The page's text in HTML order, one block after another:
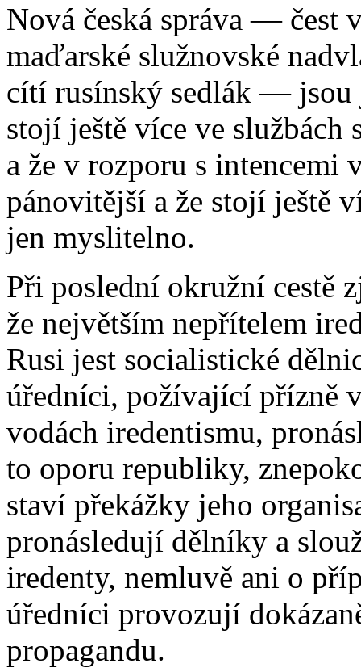
Nová česká správa —
maďarské služnovské
cítí rusínský sedlák — jsou
stojí ještě více ve
a že v rozporu s intencemi
pánovitější a že stojí ještě
jen myslitelno.
Při poslední okružní cestě
že největším nepřítelem
Rusi jest socialistické
úředníci, požívající přízně
vodách iredentismu,
to oporu republiky,
staví překážky jeho
pronásledují dělníky a
iredenty, nemluvě ani o
úředníci provozují
propagandu.